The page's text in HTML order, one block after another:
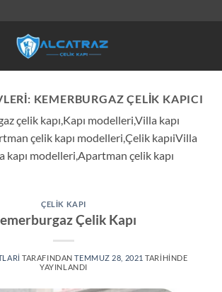
KEMERBURGAZ ÇELIK KAPICI
çelik kapı,Kapı modelleri,Villa kapı
çelik kapı modelleri,Çelik kapıiVilla
kapı modelleri,Apartman çelik kapı
ÇELIK KAPI
Çelik Kapı
TARAFINDAN TEMMUZ 28, 2021 TARIHINDE
YAYINLANDI